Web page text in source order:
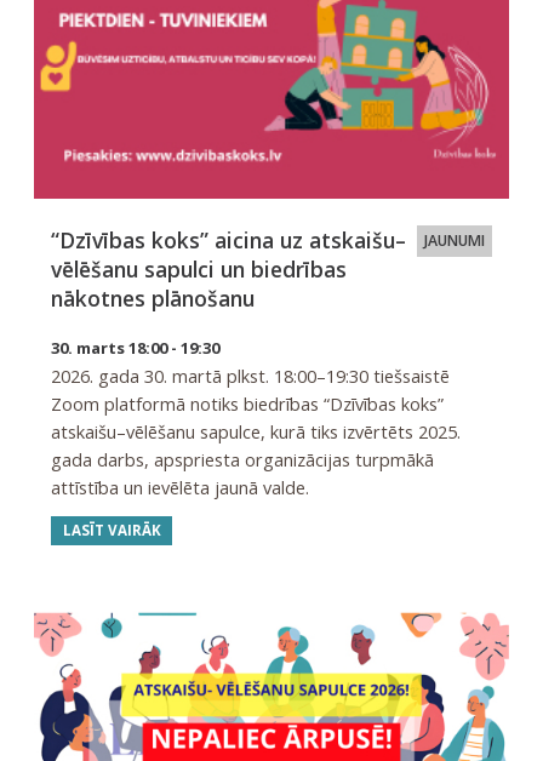
JAUNUMI
“Dzīvības koks” aicina uz atskaišu–
vēlēšanu sapulci un biedrības
nākotnes plānošanu
30. marts 18:00 - 19:30
2026. gada 30. martā plkst. 18:00–19:30 tiešsaistē
Zoom platformā notiks biedrības “Dzīvības koks”
atskaišu–vēlēšanu sapulce, kurā tiks izvērtēts 2025.
gada darbs, apspriesta organizācijas turpmākā
attīstība un ievēlēta jaunā valde.
LASĪT VAIRĀK